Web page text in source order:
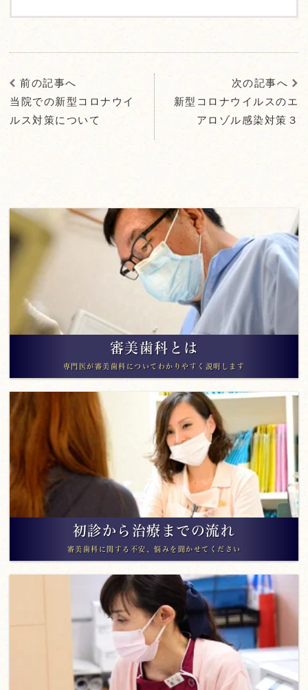
前の記事へ
当院での新型コロナウイ
ルス対策について
次の記事へ
新型コロナウイルスのエ
アロゾル感染対策３
審美歯科とは
専門医が審美歯科についてわかりやすく説明します
初診から治療までの流れ
審美歯科に関する不安、悩みを聞かせてください